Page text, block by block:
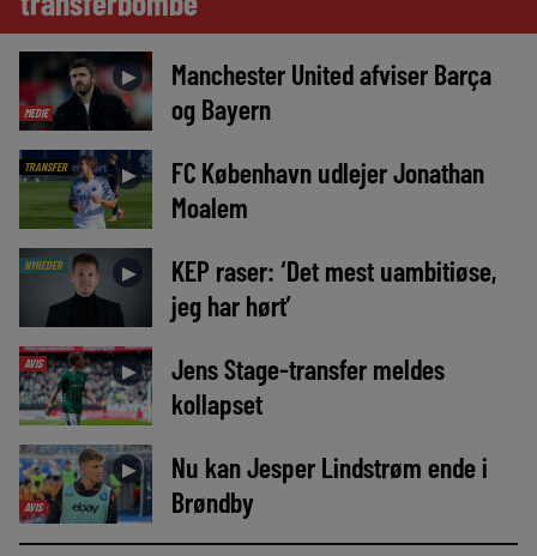
MEDIE
►
Manchester United afviser Barça
og Bayern
TRANSFER ►
FC København udlejer Jonathan
Moalem
NYHEDER ►
KEP raser: ‘Det mest uambitiøse,
jeg har hørt’
AVIS ►
Jens Stage-transfer meldes
kollapset
AVIS
►
Nu kan Jesper Lindstrøm ende i
Brøndby